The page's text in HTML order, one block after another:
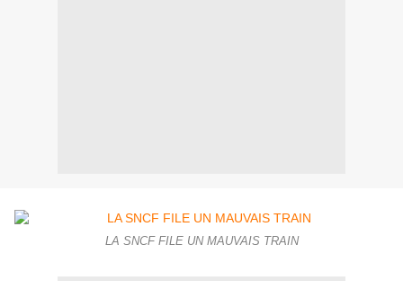
LA SNCF FILE UN MAUVAIS TRAIN